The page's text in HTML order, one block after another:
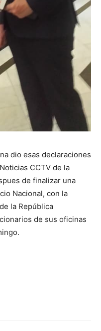
dio esas declaraciones
CCTV de la
de finalizar una
Nacional, con la
la República
de sus oficinas